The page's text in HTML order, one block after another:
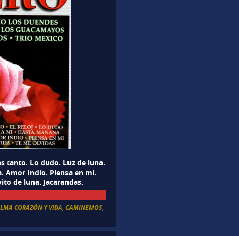
tanto. Lo dudo. Luz de luna.
Amor Indio. Piensa en mi.
de luna. Jacarandas.
CORAZÓN Y VIDA,CAMINEMOS,